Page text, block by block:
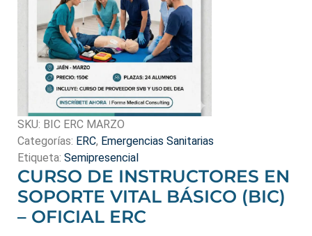
SKU: BIC ERC MARZO
Categorías: ERC, Emergencias Sanitarias
Etiqueta: Semipresencial
CURSO DE INSTRUCTORES EN
SOPORTE VITAL BÁSICO (BIC)
– OFICIAL ERC